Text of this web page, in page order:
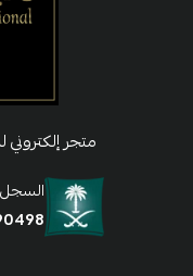
متجر إلكتروني
السجل